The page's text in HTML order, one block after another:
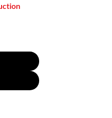
Multicolore 58cm